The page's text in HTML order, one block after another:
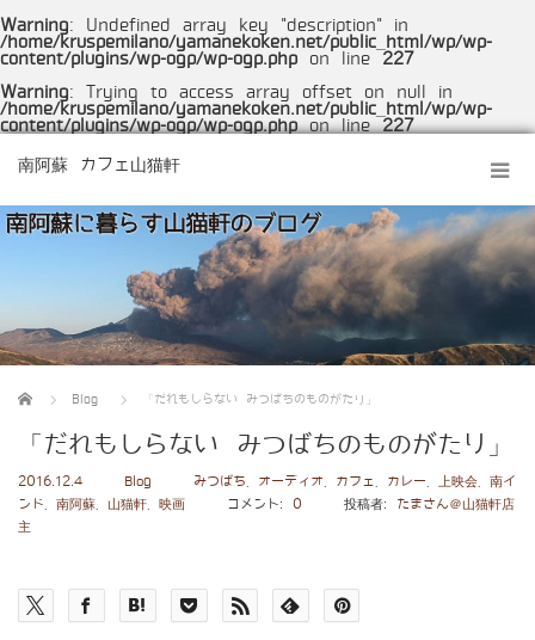
Warning: Undefined array key "description" in
/home/kruspemilano/yamanekoken.net/public_html/wp/wp-
content/plugins/wp-ogp/wp-ogp.php on line 227
Warning: Trying to access array offset on null in
/home/kruspemilano/yamanekoken.net/public_html/wp/wp-
content/plugins/wp-ogp/wp-ogp.phpon line227
南阿蘇 カフェ山猫軒
ホーム Blog 「だれもしらない みつばちのものがたり」
「だれもしらない みつばちのものがたり」
2016.12.4 Blog みつばち オーディオ カフェ カレー 上映会
南イ
ンド
南阿蘇 山猫軒 映画 コメント: 0 投稿者: たまさん＠山猫軒店
主